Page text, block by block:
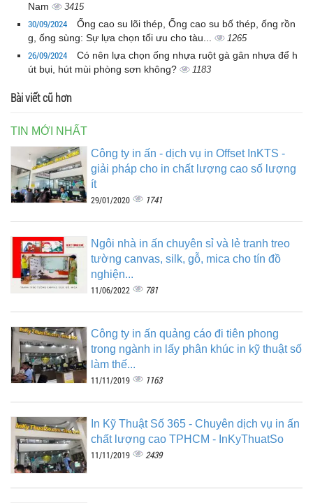
Nam
3415
30/09/2024
Ống cao su lõi thép, Ống cao su bố thép, ống rồn
g, ống sùng: Sự lựa chọn tối ưu cho tàu...
1265
26/09/2024
Có nên lựa chọn ống nhựa ruột gà gân nhựa để h
út bụi, hút mùi phòng sơn không?
1183
Bài viết cũ hơn
TIN MỚI NHẤT
Công ty in ấn - dịch vụ in Offset InKTS -
giải pháp cho in chất lượng cao số lượng
ít
29/01/2020 1741
Ngôi nhà in ấn chuyên sỉ và lẻ tranh treo
tường canvas, silk, gỗ, mica cho tín đồ
nghiện...
11/06/2022 781
Công ty in ấn quảng cáo đi tiên phong
trong ngành in lấy phân khúc in kỹ thuật số
làm thế...
11/11/2019 1163
In Kỹ Thuật Số 365 - Chuyên dịch vụ in ấn
chất lượng cao TPHCM - InKyThuatSo
11/11/2019 2439